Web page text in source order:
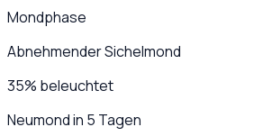
Mondphase
Abnehmender Sichelmond
35% beleuchtet
Neumond in 5 Tagen